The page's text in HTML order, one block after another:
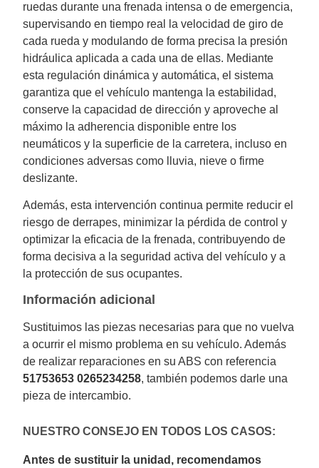
ruedas durante una frenada intensa o de emergencia,
supervisando en tiempo real la velocidad de giro de
cada rueda y modulando de forma precisa la presión
hidráulica aplicada a cada una de ellas. Mediante
esta regulación dinámica y automática, el sistema
garantiza que el vehículo mantenga la estabilidad,
conserve la capacidad de dirección y aproveche al
máximo la adherencia disponible entre los
neumáticos y la superficie de la carretera, incluso en
condiciones adversas como lluvia, nieve o firme
deslizante.
Además, esta intervención continua permite reducir el
riesgo de derrapes, minimizar la pérdida de control y
optimizar la eficacia de la frenada, contribuyendo de
forma decisiva a la seguridad activa del vehículo y a
la protección de sus ocupantes.
Información adicional
Sustituimos las piezas necesarias para que no vuelva
a ocurrir el mismo problema en su vehículo. Además
de realizar reparaciones en su ABS con referencia
51753653 0265234258, también podemos darle una
pieza de intercambio.
NUESTRO CONSEJO EN TODOS LOS CASOS:
Antes de sustituir la unidad, recomendamos